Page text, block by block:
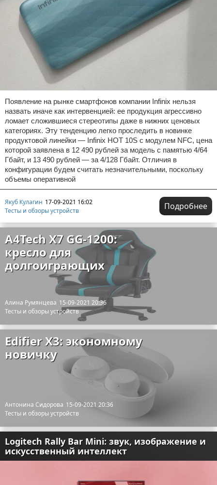
Появление на рынке смартфонов компании Infinix нельзя
назвать иначе как интервенцией: ее продукция агрессивно
ломает сложившиеся стереотипы даже в нижних ценовых
категориях. Эту тенденцию легко проследить в новинке
продуктовой линейки — Infinix HOT 10S с модулем NFC, цена
которой заявлена в 12 490 рублей за модель с памятью 4/64
Гбайт, и 13 490 рублей — за 4/128 Гбайт. Отличия в
конфигурации будем считать незначительными, поскольку
объемы оперативной
Якуб Кулагин 17-09-2021 16:02
Тесты и обзоры устройств
Подробнее
A4Tech X7 GG-1200:
кресло для
долгоиграющих
Алина Румянцева 15-09-2021 20:36
Тесты и обзоры устройств
Edifier X3: экономному
новичку
Антонина Сидорова 15-09-2021 20:36
Тесты и обзоры устройств
Logitech Rally Bar Mini: звук, изображение и
искусственный интеллект